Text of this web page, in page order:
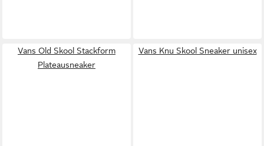
Vans Old Skool Stackform
Plateausneaker
Vans Knu Skool Sneaker unisex